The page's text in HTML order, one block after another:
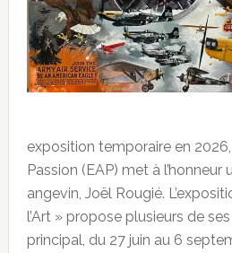
exposition temporaire en 2026,
Passion (EAP) met à l’honneur
angevin, Joël Rougié.
l’Art » propose plusieurs de
principal, du 27 juin au 6